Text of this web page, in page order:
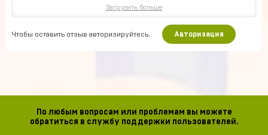
Загрузить больше
Чтобы оставить отзыв авторизируйтесь. Авторизация
По любым вопросам или проблемам вы можете
обратиться в службу поддержки пользователей.